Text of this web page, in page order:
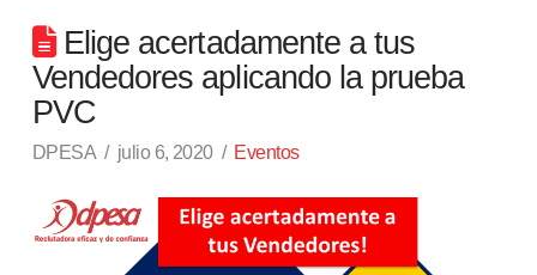
Elige acertadamente a tus
Vendedores aplicando la prueba
PVC
DPESA julio 6, 2020 Eventos